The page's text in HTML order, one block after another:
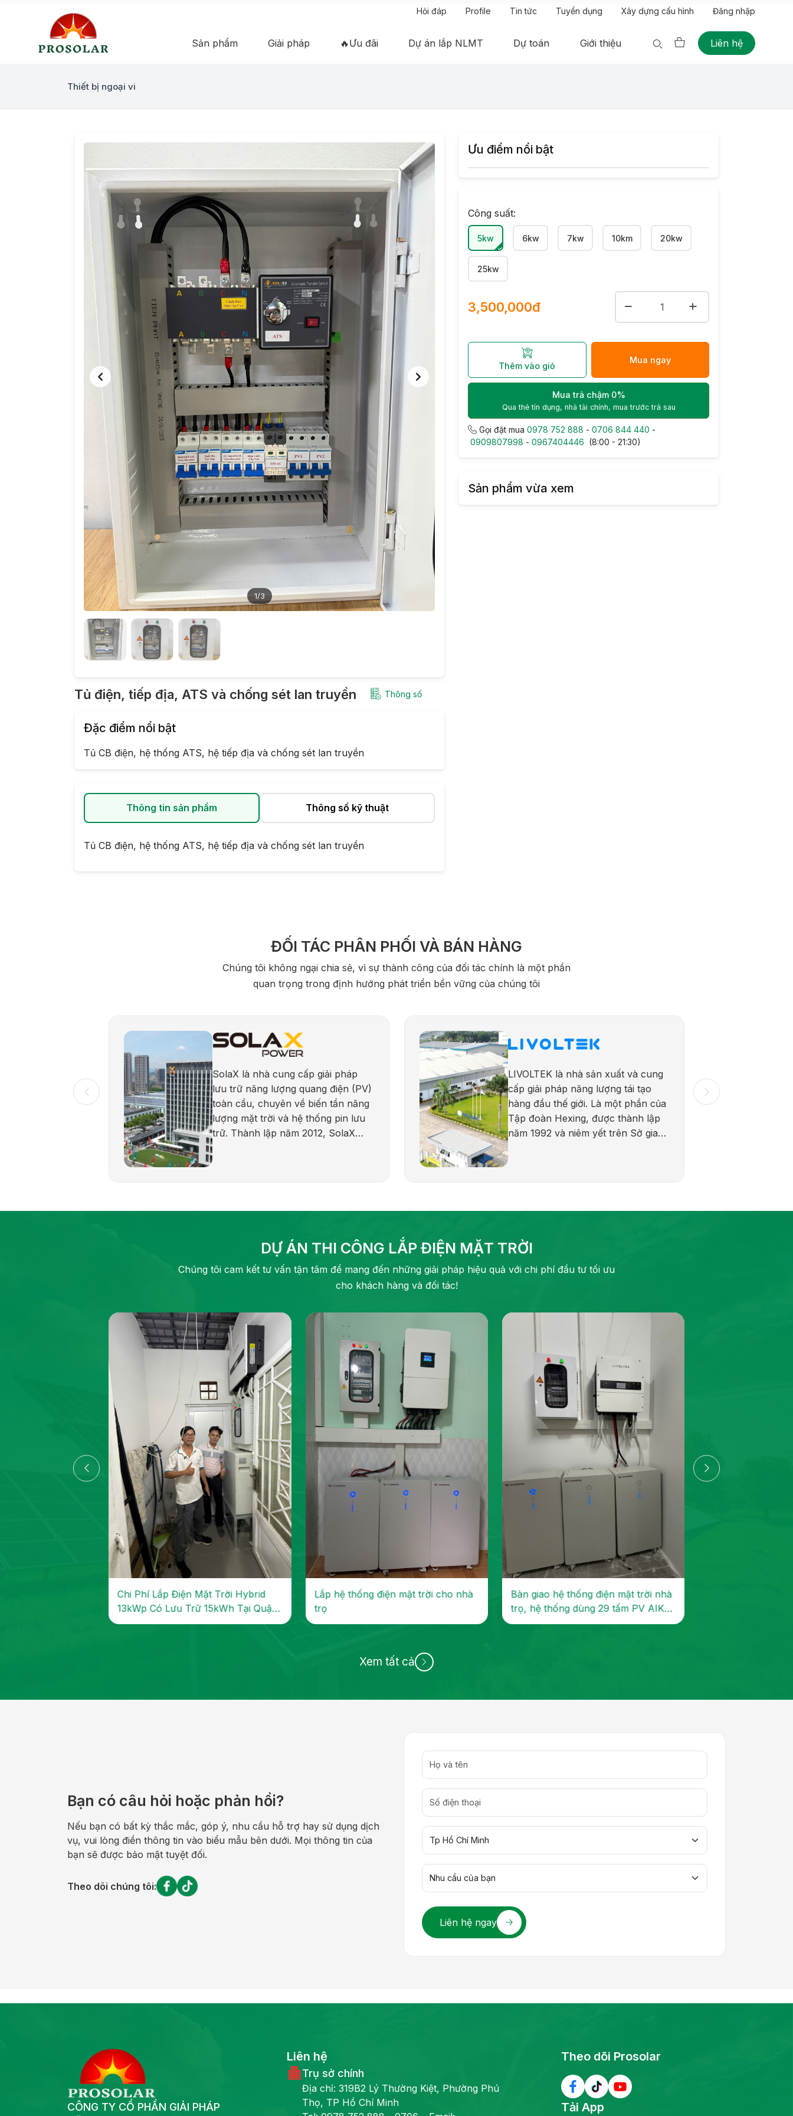
Hỏi đáp Profile Tin tức Tuyển dụng Xây dựng cấu hình Đăng nhập
Sản phẩm Giải pháp 🔥Ưu đãi Dự án lắp NLMT Dự toán Giới thiệu Liên hệ
Thiết bị ngoại vi
1/3
Tủ điện, tiếp địa, ATS và chống sét lan truyền Thông số
Đặc điểm nổi bật
Tủ CB điện, hệ thống ATS, hệ tiếp địa và chống sét lan truyền
Thông tin sản phẩm Thông số kỹ thuật
Tủ CB điện, hệ thống ATS, hệ tiếp địa và chống sét lan truyền
Ưu điểm nổi bật
Công suất:
5kw 6kw 7kw 10km 20kw
25kw
3,500,000đ
Thêm vào giỏ
Mua ngay
Mua trả chậm 0%
Qua thẻ tín dụng, nhà tài chính, mua trước trả sau
Gọi đặt mua 0978 752 888 - 0706 844 440 -
0909807998 - 0967404446 (8:00 - 21:30)
Sản phẩm vừa xem
ĐỐI TÁC PHÂN PHỐI VÀ BÁN HÀNG
Chúng tôi không ngại chia sẻ, vì sự thành công của đối tác chính là một phần
quan trọng trong định hướng phát triển bền vững của chúng tôi
SolaX là nhà cung cấp giải pháp
lưu trữ năng lượng quang điện (PV)
toàn cầu, chuyên về biến tần năng
lượng mặt trời và hệ thống pin lưu
trữ. Thành lập năm 2012, SolaX
lưu trữ điện.
LIVOLTEK là nhà sản xuất và cung
cấp giải pháp năng lượng tái tạo
hàng đầu thế giới. Là một phần của
Tập đoàn Hexing, được thành lập
năm 1992 và niêm yết trên Sở giao
dịch chứng khoán Thượng Hải
(603556) năm 2016, LIVOLTEK kết
DỰ ÁN THI CÔNG LẮP ĐIỆN MẶT TRỜI
Chúng tôi cam kết tư vấn tận tâm để mang đến những giải pháp hiệu quả với chi phí đầu tư tối ưu
cho khách hàng và đối tác!
Chi Phí Lắp Điện Mặt Trời Hybrid
13kWp Có Lưu Trữ 15kWh Tại Quận
7 – Giảm Tiền Điện 5–6...
Lắp hệ thống điện mặt trời cho nhà
trọ
Bàn giao hệ thống điện mặt trời nhà
trọ, hệ thống dùng 29 tấm PV AIKO
640Wp, biến tần 1...
Xem tất cả
Bạn có câu hỏi hoặc phản hồi?
Nếu bạn có bất kỳ thắc mắc, góp ý, nhu cầu hỗ trợ hay sử dụng dịch
vụ, vui lòng điền thông tin vào biểu mẫu bên dưới. Mọi thông tin của
bạn sẽ được bảo mật tuyệt đối.
Theo dõi chúng tôi:
Liên hệ ngay
CÔNG TY CỔ PHẦN GIẢI PHÁP
Liên hệ
Trụ sở chính
Địa chỉ: 319B2 Lý Thường Kiệt, Phường Phú
Thọ, TP Hồ Chí Minh
Theo dõi Prosolar
Tải App